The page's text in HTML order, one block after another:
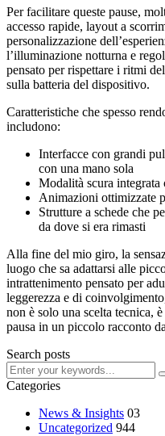
Per facilitare queste pause,
accesso rapide, layout a
personalizzazione
l’illuminazione notturna e
pensato per rispettare i ritmi
sulla batteria del dispositivo.
Caratteristiche che spesso
includono:
Interfacce con grandi
con una mano sola
Modalità scura
Animazioni ottimizzate
Strutture a schede che
da dove si era rimasti
Alla fine del mio giro, la
luogo che sa adattarsi alle
intrattenimento pensato per
leggerezza e di
non è solo una scelta tecnica,
pausa in un piccolo racconto
Search posts
Categories
News & Insights 03
Uncategorized 944